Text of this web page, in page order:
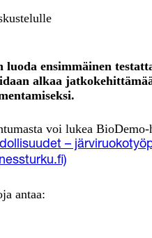
luoda ensimmäinen
alkaa
voi lukea
–
antaa: